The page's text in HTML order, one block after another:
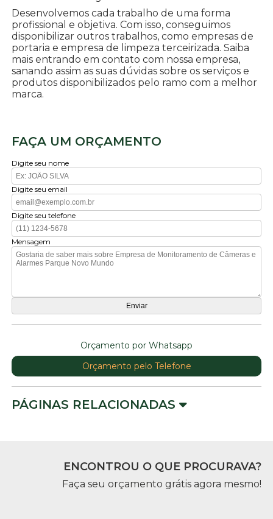
Desenvolvemos cada trabalho de uma forma
profissional e objetiva. Com isso, conseguimos
disponibilizar outros trabalhos, como empresas de
portaria e empresa de limpeza terceirizada. Saiba
mais entrando em contato com nossa empresa,
sanando assim as suas dúvidas sobre os serviços e
produtos disponibilizados pelo ramo com a melhor
marca.
FAÇA UM ORÇAMENTO
Digite seu nome
Digite seu email
Digite seu telefone
Mensagem
Orçamento por Whatsapp
Orçamento pelo Telefone
PÁGINAS RELACIONADAS
ENCONTROU O QUE PROCURAVA?
Faça seu orçamento grátis agora mesmo!